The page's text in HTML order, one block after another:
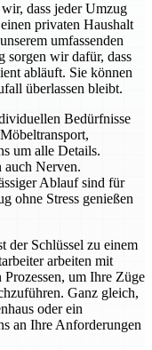
dass jeder Umzug
privaten Haushalt
umfassenden
sorgen wir dafür, dass
abläuft. Sie können
überlassen bleibt.
Bedürfnisse
um alle Details.
auch Nerven.
Ablauf sind für
ohne Stress genießen
der Schlüssel zu einem
arbeiten mit
um Ihre Züge
Ganz gleich,
oder ein
an Ihre Anforderungen